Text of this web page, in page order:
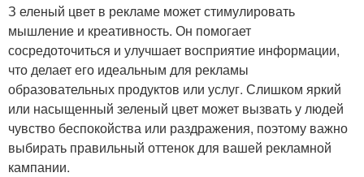
З еленый цвет в рекламе может стимулировать
мышление и креативность. Он помогает
сосредоточиться и улучшает восприятие информации,
что делает его идеальным для рекламы
образовательных продуктов или услуг. Слишком яркий
или насыщенный зеленый цвет может вызвать у людей
чувство беспокойства или раздражения, поэтому важно
выбирать правильный оттенок для вашей рекламной
кампании.